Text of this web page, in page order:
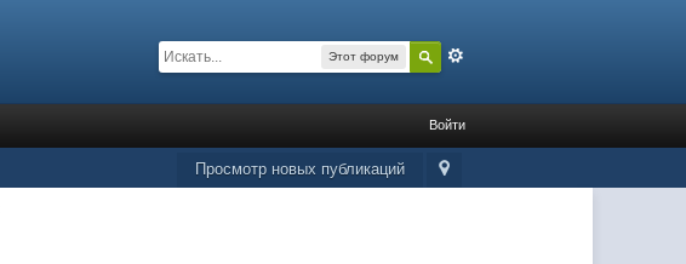
Этот форум
Войти
Просмотр новых публикаций